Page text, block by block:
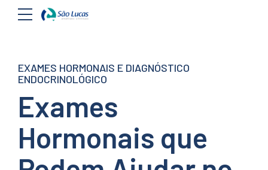
EXAMES HORMONAIS E DIAGNÓSTICO
ENDOCRINOLÓGICO
Exames
Hormonais que